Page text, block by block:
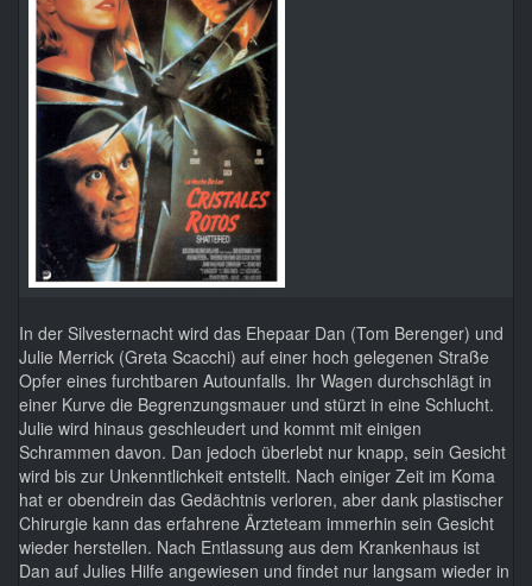
In der Silvesternacht wird das Ehepaar Dan (Tom Berenger) und
Julie Merrick (Greta Scacchi) auf einer hoch gelegenen Straße
Opfer eines furchtbaren Autounfalls. Ihr Wagen durchschlägt in
einer Kurve die Begrenzungsmauer und stürzt in eine Schlucht.
Julie wird hinaus geschleudert und kommt mit einigen
Schrammen davon. Dan jedoch überlebt nur knapp, sein Gesicht
wird bis zur Unkenntlichkeit entstellt. Nach einiger Zeit im Koma
hat er obendrein das Gedächtnis verloren, aber dank plastischer
Chirurgie kann das erfahrene Ärzteteam immerhin sein Gesicht
wieder herstellen. Nach Entlassung aus dem Krankenhaus ist
Dan auf Julies Hilfe angewiesen und findet nur langsam wieder in